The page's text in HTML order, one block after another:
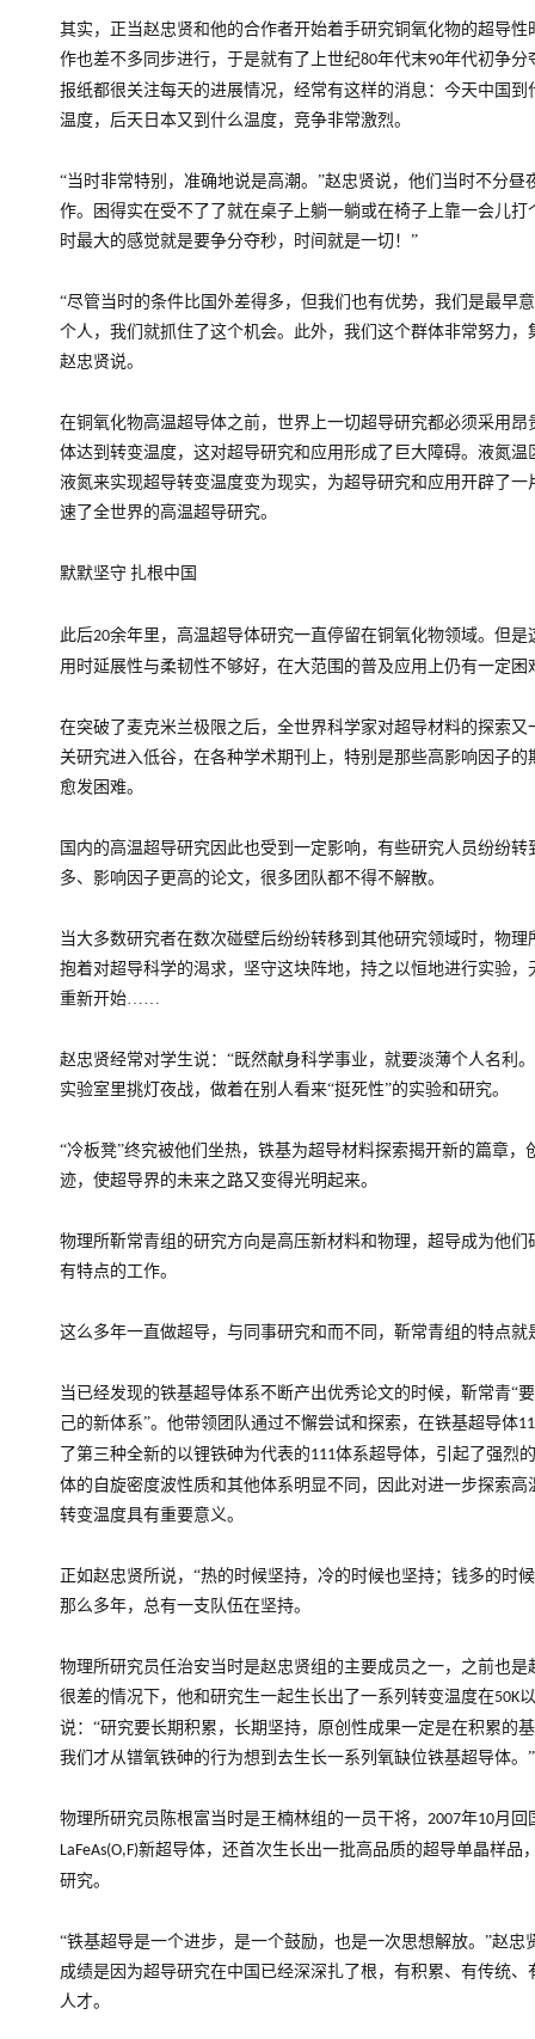
其实，正当赵忠贤和他的合作者开始着手研究铜氧化物的超导
作也差不多同步进行，于是就有了上世纪80年代末90年代初争分
报纸都很关注每天的进展情况，经常有这样的消息：今天中国
温度，后天日本又到什么温度，竞争非常激烈。
“当时非常特别，准确地说是高潮。”赵忠贤说，他们当时不分昼
作。困得实在受不了了就在桌子上躺一躺或在椅子上靠一会儿打
时最大的感觉就是要争分夺秒，时间就是一切！”
“尽管当时的条件比国外差得多，但我们也有优势，我们是最早
个人，我们就抓住了这个机会。此外，我们这个群体非常努力，
赵忠贤说。
在铜氧化物高温超导体之前，世界上一切超导研究都必须采用
体达到转变温度，这对超导研究和应用形成了巨大障碍。液氮
液氮来实现超导转变温度变为现实，为超导研究和应用开辟了
速了全世界的高温超导研究。
默默坚守 扎根中国
此后20余年里，高温超导体研究一直停留在铜氧化物领域。但
用时延展性与柔韧性不够好，在大范围的普及应用上仍有一定困
在突破了麦克米兰极限之后，全世界科学家对超导材料的探索
关研究进入低谷，在各种学术期刊上，特别是那些高影响因子
愈发困难。
国内的高温超导研究因此也受到一定影响，有些研究人员纷纷
多、影响因子更高的论文，很多团队都不得不解散。
当大多数研究者在数次碰壁后纷纷转移到其他研究领域时，物
抱着对超导科学的渴求，坚守这块阵地，持之以恒地进行实验
重新开始……
赵忠贤经常对学生说：“既然献身科学事业，就要淡薄个人名利
实验室里挑灯夜战，做着在别人看来“挺死性”的实验和研究。
“冷板凳”终究被他们坐热，铁基为超导材料探索揭开新的篇章，
迹，使超导界的未来之路又变得光明起来。
物理所靳常青组的研究方向是高压新材料和物理，超导成为他
有特点的工作。
这么多年一直做超导，与同事研究和而不同，靳常青组的特点
当已经发现的铁基超导体系不断产出优秀论文的时候，靳常青“
己的新体系”。他带领团队通过不懈尝试和探索，在铁基超导体
了第三种全新的以锂铁砷为代表的111体系超导体，引起了强烈
体的自旋密度波性质和其他体系明显不同，因此对进一步探索
转变温度具有重要意义。
正如赵忠贤所说，“热的时候坚持，冷的时候也坚持；钱多的时
那么多年，总有一支队伍在坚持。
物理所研究员任治安当时是赵忠贤组的主要成员之一，之前也
很差的情况下，他和研究生一起生长出了一系列转变温度在50K
说：“研究要长期积累，长期坚持，原创性成果一定是在积累的
我们才从镨氧铁砷的行为想到去生长一系列氧缺位铁基超导体。”
物理所研究员陈根富当时是王楠林组的一员干将， 2007年10月回
LaFeAs(O,F)新超导体，还首次生长出一批高品质的超导单晶样品
研究。
“铁基超导是一个进步，是一个鼓励，也是一次思想解放。”赵忠
成绩是因为超导研究在中国已经深深扎了根，有积累、有传统
人才。